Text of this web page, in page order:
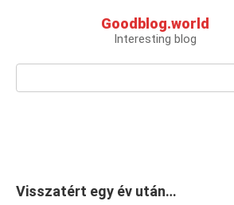
Goodblog.world
Interesting blog
Поиск:
Visszatért egy év után…